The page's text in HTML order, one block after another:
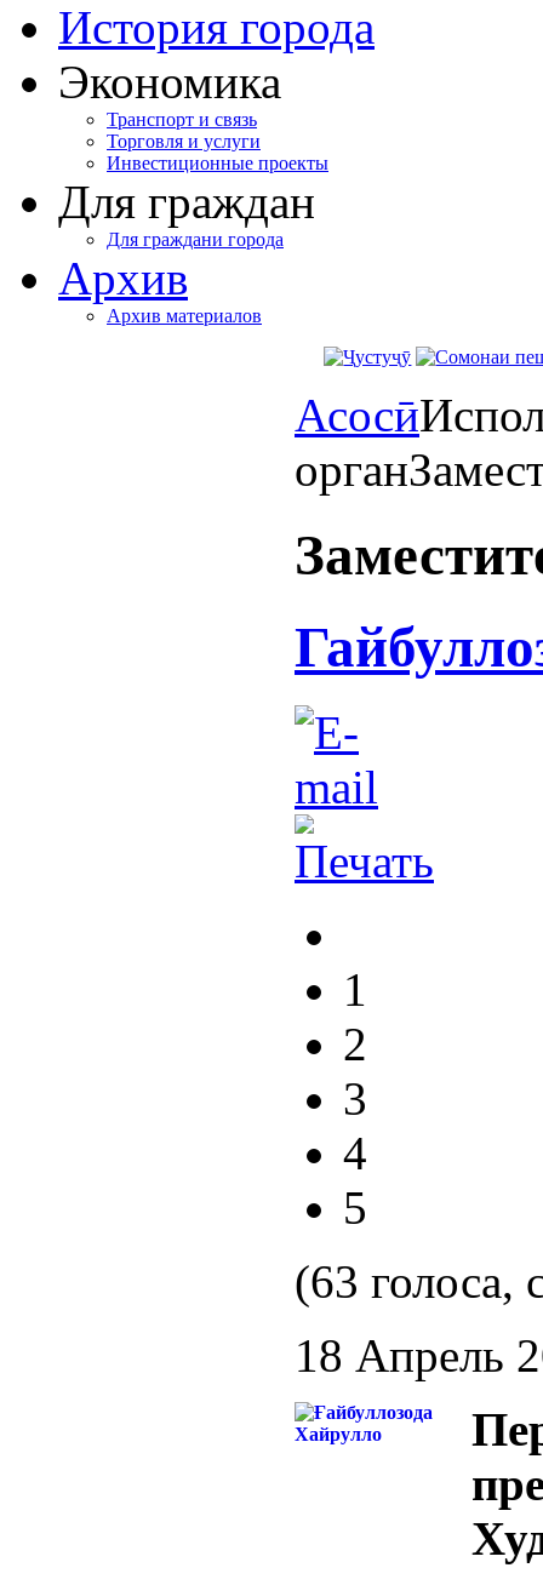
История города
Экономика
Транспорт и связь
Торговля и услуги
Инвестиционные проекты
Для граждан
Для граждани города
Архив
Архив материалов
Асосӣ
орган
1
2
3
4
5
(63 голоса,
18 Апрель